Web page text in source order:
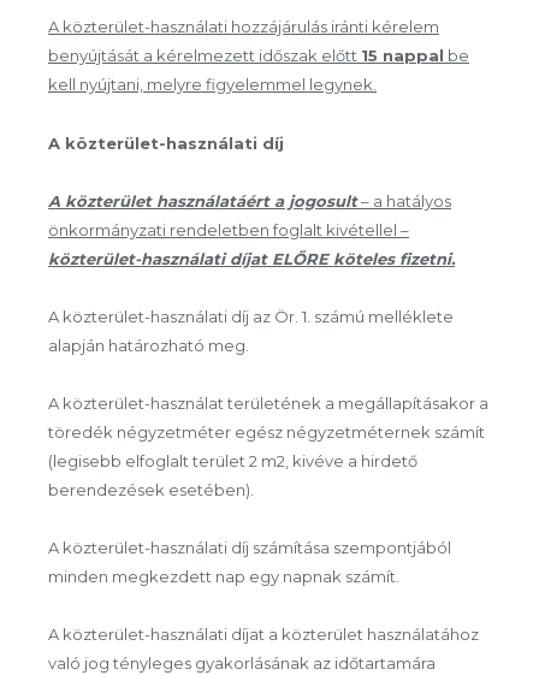
A közterület-használati hozzájárulás iránti kérelem
benyújtását a kérelmezett időszak előtt 15 nappal be
kell nyújtani, melyre figyelemmel legynek.
A közterület-használati díj
A közterület használatáért a jogosult– a hatályos
önkormányzati rendeletben foglalt kivétellel –
közterület-használati díjat ELŐRE köteles fizetni.
A közterület-használati díj az Ör. 1. számú melléklete
alapján határozható meg.
A közterület-használat területének a megállapításakor a
töredék négyzetméter egész négyzetméternek számít
(legisebb elfoglalt terület 2 m2 , kivéve a hirdető
berendezések esetében).
A közterület-használati díj számítása szempontjából
minden megkezdett nap egy napnak számít.
A közterület-használati díjat a közterület használatához
való jog tényleges gyakorlásának az időtartamára